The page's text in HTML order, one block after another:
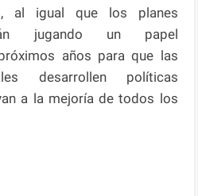
al igual que los planes
jugando un papel
años para que las
desarrollen políticas
a la mejoría de todos los